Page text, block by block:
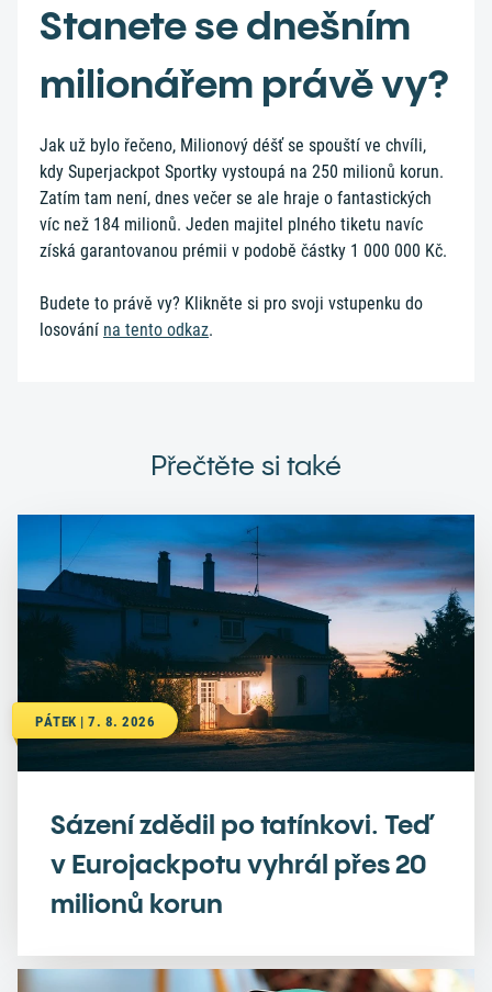
Stanete se dnešním
milionářem právě vy?
Jak už bylo řečeno, Milionový déšť se spouští ve chvíli,
kdy Superjackpot Sportky vystoupá na 250 milionů korun.
Zatím tam není, dnes večer se ale hraje o fantastických
víc než 184 milionů. Jeden majitel plného tiketu navíc
získá garantovanou prémii v podobě částky 1 000 000 Kč.
Budete to právě vy? Klikněte si pro svoji vstupenku do
losování na tento odkaz.
Přečtěte si také
PÁTEK | 7. 8. 2026
Sázení zdědil po tatínkovi. Teď
v Eurojackpotu vyhrál přes 20
milionů korun